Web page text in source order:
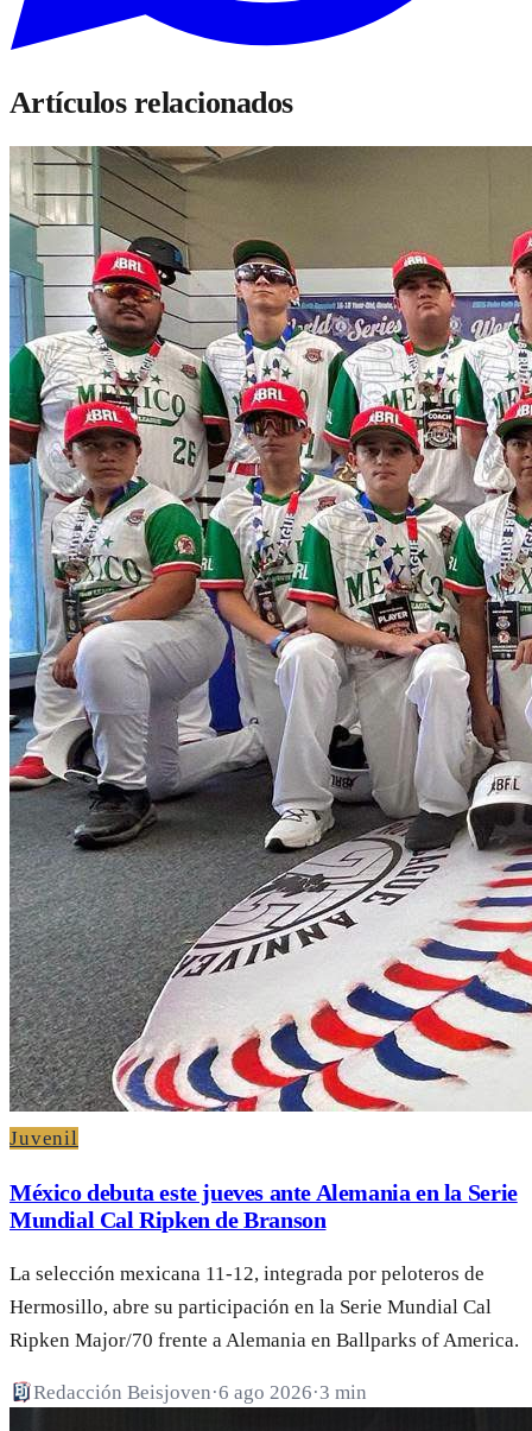
Artículos relacionados
Juvenil
México debuta este jueves ante Alemania en la Serie
Mundial Cal Ripken de Branson
La selección mexicana 11-12, integrada por peloteros de
Hermosillo, abre su participación en la Serie Mundial Cal
Ripken Major/70 frente a Alemania en Ballparks of America.
Redacción Beisjoven·6 ago 2026·3 min